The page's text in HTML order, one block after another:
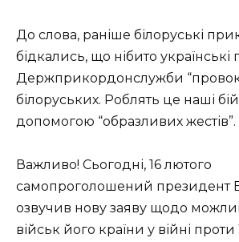
До слова, раніше білоруські
бідкались, що нібито українські
Держприкордонслужби
білоруських. Роблять це наші
допомогою “образливих жестів”.
Важливо! Сьогодні, 16 лютого
самопроголошений президент
озвучив нову заяву щодо
військ його країни у війні проти